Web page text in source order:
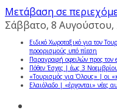
Μετάβαση σε
Σάββατο, 8 Αυγούστου,
Ειδικό Χωροταξικό για τον
προορισμούς υπό πίεση
Παραγραφή οφειλών προς τον
Πόθεν Έσχες | έως 3
«Τουρισμός για Όλους» | οι
Ελαιόλαδο | «έρχονται» νέες